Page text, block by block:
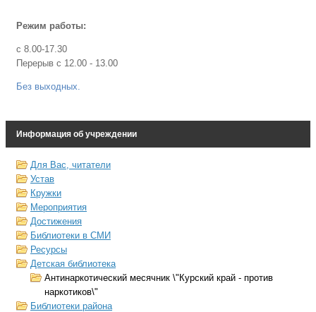
Режим работы:
с 8.00-17.30
Перерыв с 12.00 - 13.00
Без выходных.
Информация об учреждении
Для Вас, читатели
Устав
Кружки
Мероприятия
Достижения
Библиотеки в СМИ
Ресурсы
Детская библиотека
Антинаркотический месячник \"Курский край - против
наркотиков\"
Библиотеки района